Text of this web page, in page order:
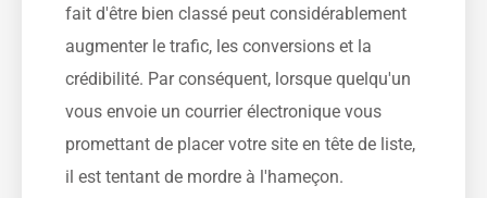
fait d'être bien classé peut considérablement
augmenter le trafic, les conversions et la
crédibilité. Par conséquent, lorsque quelqu'un
vous envoie un courrier électronique vous
promettant de placer votre site en tête de liste,
il est tentant de mordre à l'hameçon.